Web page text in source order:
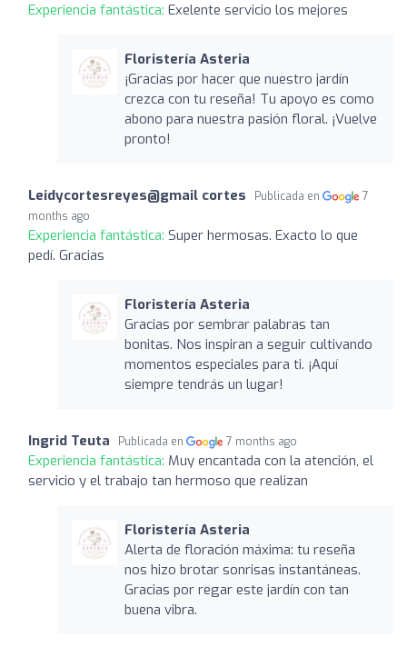
Experiencia fantástica: Exelente servicio los mejores
Floristería Asteria
¡Gracias por hacer que nuestro jardín
crezca con tu reseña! Tu apoyo es como
abono para nuestra pasión floral. ¡Vuelve
pronto!
Leidycortesreyes@gmail cortes Publicada en
7
months ago
Experiencia fantástica: Super hermosas. Exacto lo que
pedí. Gracias
Floristería Asteria
Gracias por sembrar palabras tan
bonitas. Nos inspiran a seguir cultivando
momentos especiales para ti. ¡Aquí
siempre tendrás un lugar!
Ingrid Teuta Publicada en 7 months ago
Experiencia fantástica: Muy encantada con la atención, el
servicio y el trabajo tan hermoso que realizan
Floristería Asteria
Alerta de floración máxima: tu reseña
nos hizo brotar sonrisas instantáneas.
Gracias por regar este jardín con tan
buena vibra.